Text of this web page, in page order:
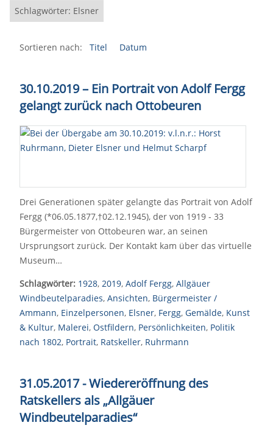
Schlagwörter: Elsner
Sortieren nach: Titel Datum
30.10.2019 – Ein Portrait von Adolf Fergg
gelangt zurück nach Ottobeuren
Drei Generationen später gelangte das Portrait von Adolf
Fergg (*06.05.1877,†02.12.1945), der von 1919 - 33
Bürgermeister von Ottobeuren war, an seinen
Ursprungsort zurück. Der Kontakt kam über das virtuelle
Museum…
Schlagwörter: 1928, 2019, Adolf Fergg, Allgäuer
Windbeutelparadies, Ansichten, Bürgermeister /
Ammann, Einzelpersonen, Elsner, Fergg, Gemälde, Kunst
& Kultur, Malerei, Ostfildern, Persönlichkeiten, Politik
nach 1802, Portrait, Ratskeller, Ruhrmann
31.05.2017 - Wiedereröffnung des
Ratskellers als „Allgäuer
Windbeutelparadies“